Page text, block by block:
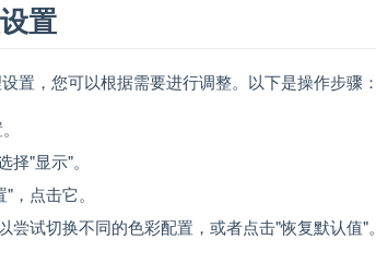
置
置，您可以根据需要进行调整。以下是操作步骤：
"显示"。
点击它。
尝试切换不同的色彩配置，或者点击"恢复默认值"。